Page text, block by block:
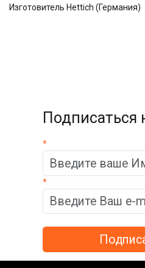
Изготовитель Hettich (Германия)
Подписаться
*
*